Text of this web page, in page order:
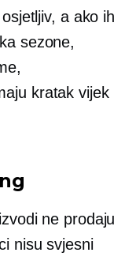
a ako ih
sezone,
kratak vijek
ne prodaju
nisu svjesni